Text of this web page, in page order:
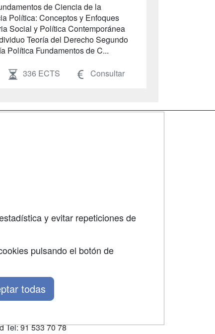
de Ciencia de la
Política: Conceptos y Enfoques
Social y Política Contemporánea
Teoría del Derecho Segundo
Política Fundamentos de C...
336 ECTS Consultar
Tel: 91 533 70 78
y evitar repeticiones de
pulsando el botón de
todas